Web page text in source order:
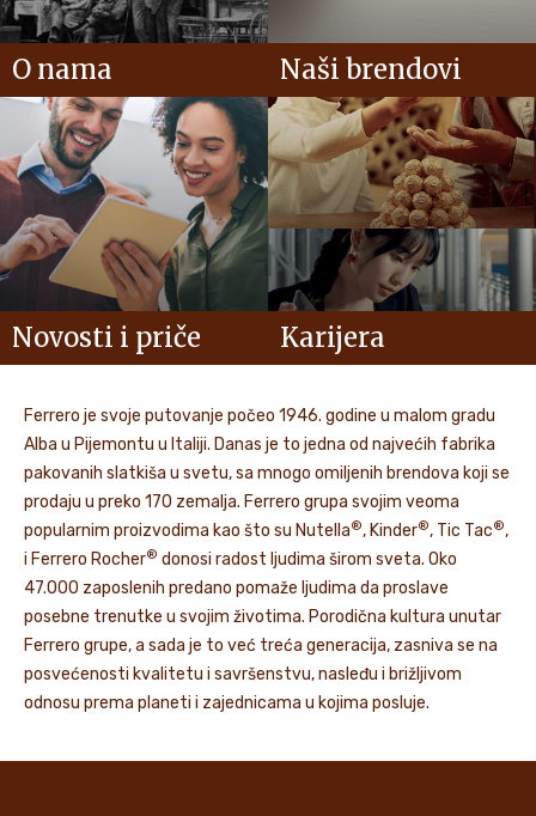
O nama Naši brendovi
Novosti i priče Karijera
Ferrero je svoje putovanje počeo 1946. godine u malom gradu
Alba u Pijemontu u Italiji. Danas je to jedna od najvećih fabrika
pakovanih slatkiša u svetu, sa mnogo omiljenih brendova koji se
prodaju u preko 170 zemalja. Ferrero grupa svojim veoma
popularnim proizvodima kao što su Nutella®, Kinder®, Tic Tac®,
i Ferrero Rocher® donosi radost ljudima širom sveta. Oko
47.000 zaposlenih predano pomaže ljudima da proslave
posebne trenutke u svojim životima. Porodična kultura unutar
Ferrero grupe, a sada je to već treća generacija, zasniva se na
posvećenosti kvalitetu i savršenstvu, nasleđu i brižljivom
odnosu prema planeti i zajednicama u kojima posluje.